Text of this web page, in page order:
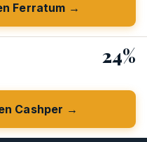
Ferratum →
24%
Cashper →